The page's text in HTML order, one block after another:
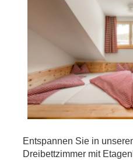
Entspannen Sie in
Dreibettzimmer mit